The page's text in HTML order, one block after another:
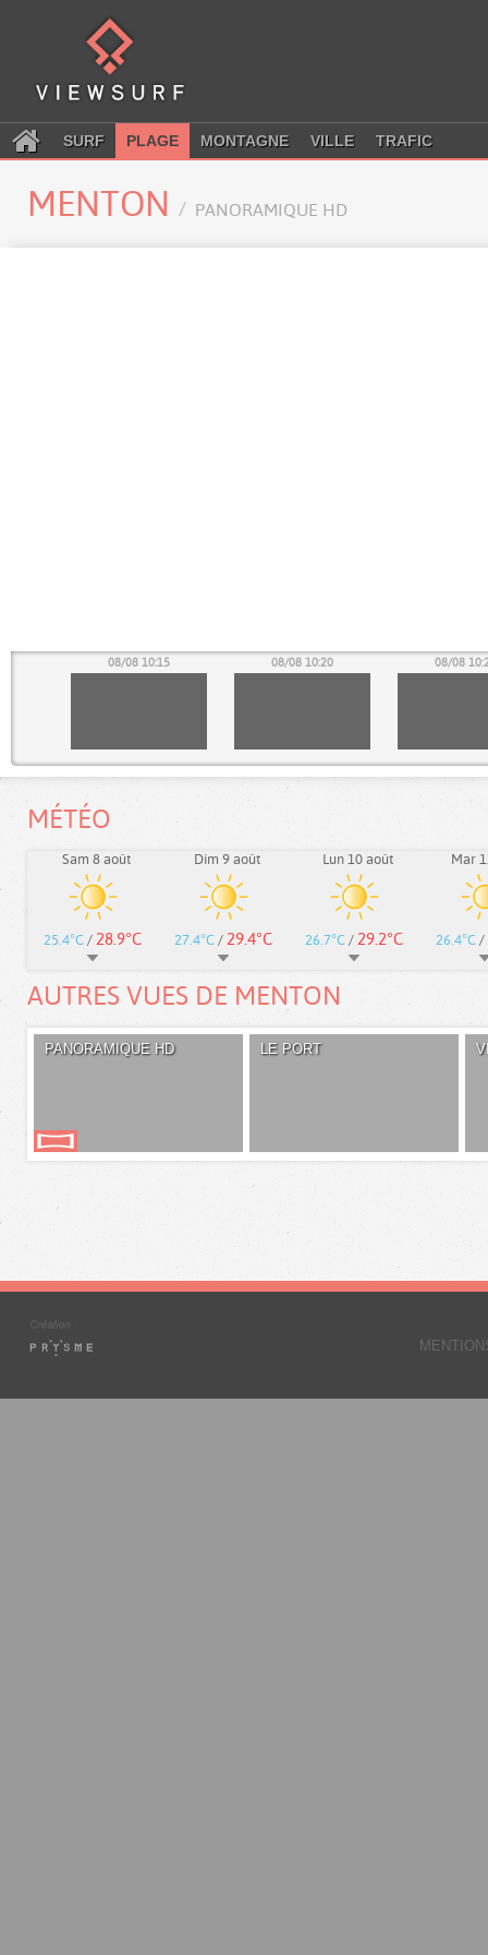
SURF PLAGE MONTAGNE VILLE TRAFIC
MENTON PANORAMIQUE HD
08/08 10:15 08/08 10:20 08/08
MÉTÉO
Sam 8 août
25.4°C / 28.9°C
Dim 9 août
27.4°C / 29.4°C
Lun 10 août
26.7°C / 29.2°C
Mar
26.4°C /
AUTRES VUES DE MENTON
PANORAMIQUE HD LE PORT